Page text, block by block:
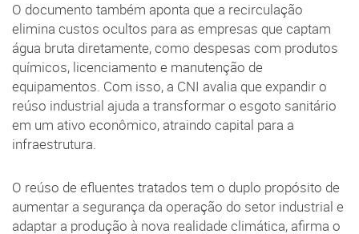
O documento também aponta que a recirculação
elimina custos ocultos para as empresas que captam
água bruta diretamente, como despesas com produtos
químicos, licenciamento e manutenção de
equipamentos. Com isso, a CNI avalia que expandir o
reúso industrial ajuda a transformar o esgoto sanitário
em um ativo econômico, atraindo capital para a
infraestrutura.
O reúso de efluentes tratados tem o duplo propósito de
aumentar a segurança da operação do setor industrial e
adaptar a produção à nova realidade climática, afirma o